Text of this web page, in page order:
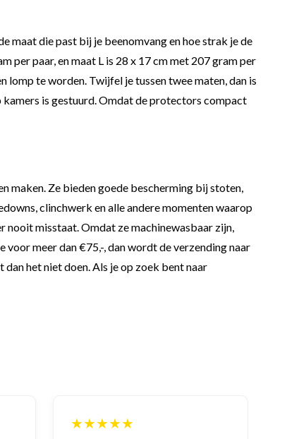
maat die past bij je beenomvang en hoe strak je de
per paar, en maat L is 28 x 17 cm met 207 gram per
te worden. Twijfel je tussen twee maten, dan is
is gestuurd. Omdat de protectors compact
maken. Ze bieden goede bescherming bij stoten,
clinchwerk en alle andere momenten waarop
nooit misstaat. Omdat ze machinewasbaar zijn,
meer dan €75,-, dan wordt de verzending naar
het niet doen. Als je op zoek bent naar
★★★★★